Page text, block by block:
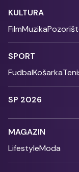
KULTURA
FilmMuzika
SPORT
FudbalKošarka
SP 2026
MAGAZIN
LifestyleModa